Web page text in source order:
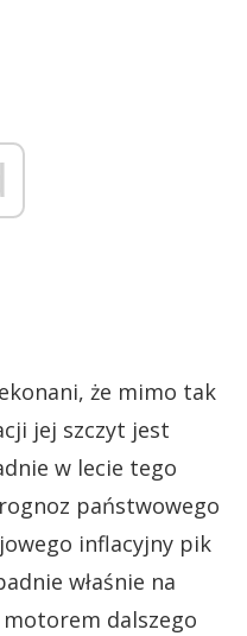
że mimo tak
jej szczyt jest
w lecie tego
państwowego
inflacyjny pik
właśnie na
motorem dalszego